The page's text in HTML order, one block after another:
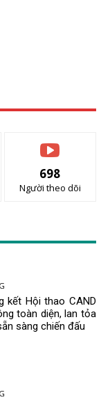
698
Người theo dõi
kết Hội thao CAND
toàn diện, lan tỏa
sàng chiến đấu